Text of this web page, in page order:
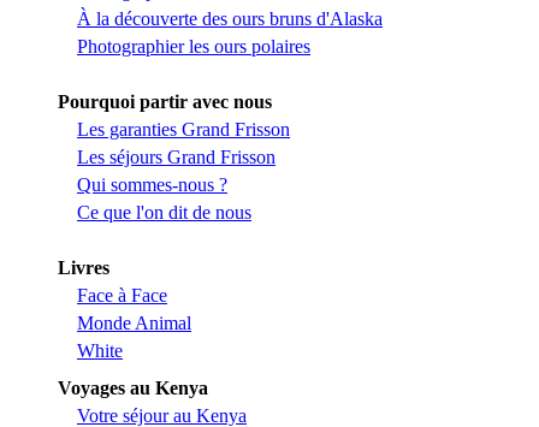
À la découverte des ours bruns d'Alaska
Photographier les ours polaires
Pourquoi partir avec nous
Les garanties Grand Frisson
Les séjours Grand Frisson
Qui sommes-nous ?
Ce que l'on dit de nous
Livres
Face à Face
Monde Animal
White
Voyages au Kenya
Votre séjour au Kenya